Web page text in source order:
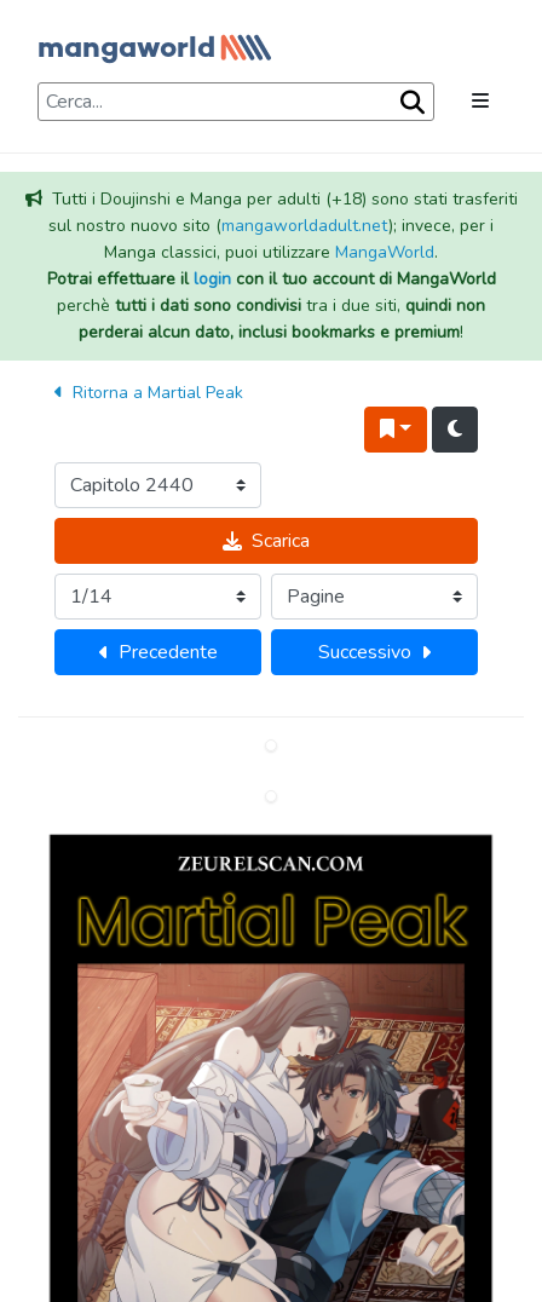
Tutti i Doujinshi e Manga per adulti (+18) sono stati trasferiti
sul nostro nuovo sito (mangaworldadult.net); invece, per i
Manga classici, puoi utilizzare MangaWorld.
Potrai effettuare illogincon il tuo account di MangaWorld
perchè tutti i dati sono condivisi tra i due siti, quindi non
perderai alcun dato, inclusi bookmarks e premium!
Ritorna a Martial Peak
Scarica
Precedente Successivo